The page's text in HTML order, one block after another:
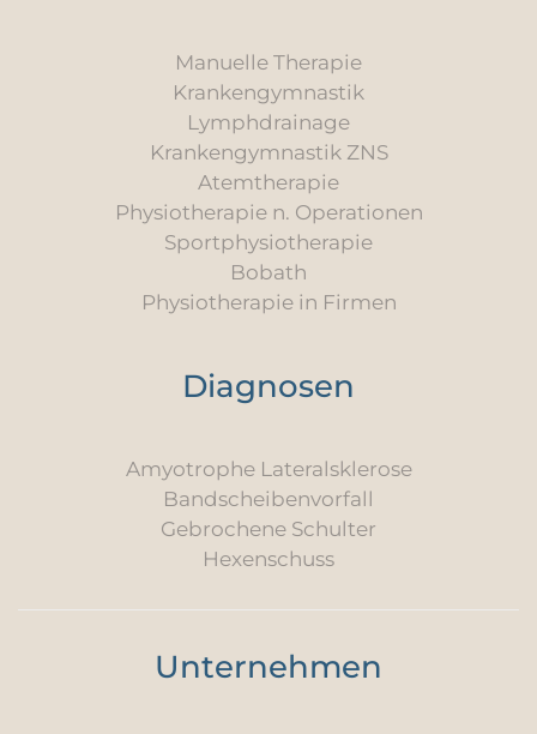
Manuelle Therapie
Krankengymnastik
Lymphdrainage
Krankengymnastik ZNS
Atemtherapie
Physiotherapie n. Operationen
Sportphysiotherapie
Bobath
Physiotherapie in Firmen
Diagnosen
Amyotrophe Lateralsklerose
Bandscheibenvorfall
Gebrochene Schulter
Hexenschuss
Unternehmen